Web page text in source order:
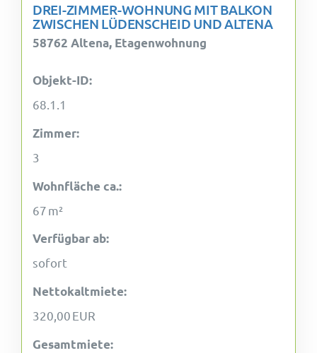
DREI-ZIMMER-WOHNUNG MIT BALKON
ZWISCHEN LÜDENSCHEID UND ALTENA
58762 Altena, Etagenwohnung
Objekt-ID:
68.1.1
Zimmer:
3
Wohnfläche ca.:
67 m²
Verfügbar ab:
sofort
Nettokaltmiete:
320,00 EUR
Gesamtmiete: